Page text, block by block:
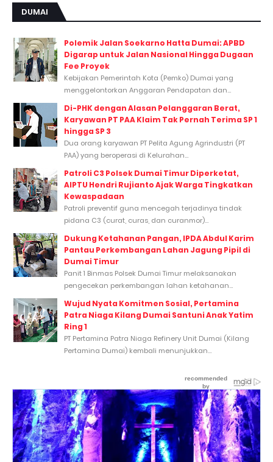
DUMAI
Polemik Jalan Soekarno Hatta Dumai: APBD
Digarap untuk Jalan Nasional Hingga Dugaan
Fee Proyek
Kebijakan Pemerintah Kota (Pemko) Dumai yang
menggelontorkan Anggaran Pendapatan dan...
Di-PHK dengan Alasan Pelanggaran Berat,
Karyawan PT PAA Klaim Tak Pernah Terima SP 1
hingga SP 3
Dua orang karyawan PT Pelita Agung Agrindustri (PT
PAA) yang beroperasi di Kelurahan...
Patroli C3 Polsek Dumai Timur Diperketat,
AIPTU Hendri Rujianto Ajak Warga Tingkatkan
Kewaspadaan
Patroli preventif guna mencegah terjadinya tindak
pidana C3 (curat, curas, dan curanmor)...
Dukung Ketahanan Pangan, IPDA Abdul Karim
Pantau Perkembangan Lahan Jagung Pipil di
Dumai Timur
Panit 1 Binmas Polsek Dumai Timur melaksanakan
pengecekan perkembangan lahan ketahanan...
Wujud Nyata Komitmen Sosial, Pertamina
Patra Niaga Kilang Dumai Santuni Anak Yatim
Ring 1
PT Pertamina Patra Niaga Refinery Unit Dumai (Kilang
Pertamina Dumai) kembali menunjukkan...